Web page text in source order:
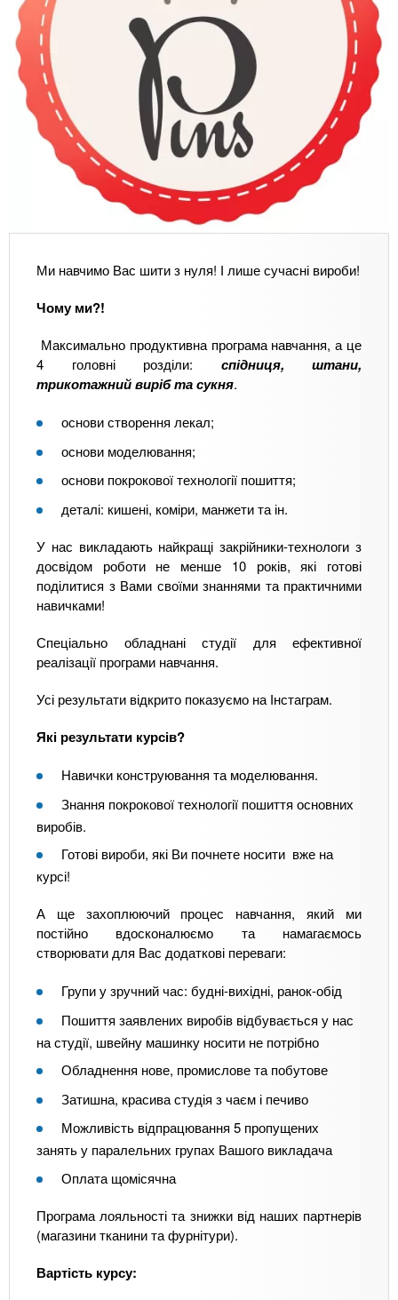
Ми навчимо Вас шити з нуля! І лише сучасні вироби!
Чому ми?!
Максимально продуктивна програма навчання, а це
4 головні розділи: спідниця, штани,
трикотажний виріб та сукня.
основи створення лекал;
основи моделювання;
основи покрокової технології пошиття;
деталі: кишені, коміри, манжети та ін.
У нас викладають найкращі закрійники-технологи з
досвідом роботи не менше 10 років, які готові
поділитися з Вами своїми знаннями та практичними
навичками!
Спеціально обладнані студії для ефективної
реалізації програми навчання.
Усі результати відкрито показуємо на Інстаграм.
Які результати курсів?
Навички конструювання та моделювання.
Знання покрокової технології пошиття основних
виробів.
Готові вироби, які Ви почнете носити вже на
курсі!
А ще захоплюючий процес навчання, який ми
постійно вдосконалюємо та намагаємось
створювати для Вас додаткові переваги:
Групи у зручний час: будні-вихідні, ранок-обід
Пошиття заявлених виробів відбувається у нас
на студії, швейну машинку носити не потрібно
Обладнення нове, промислове та побутове
Затишна, красива студія з чаєм і печиво
Можливість відпрацювання 5 пропущених
занять у паралельних групах Вашого викладача
Оплата щомісячна
Програма лояльності та знижки від наших партнерів
(магазини тканини та фурнітури).
Вартість курсу: